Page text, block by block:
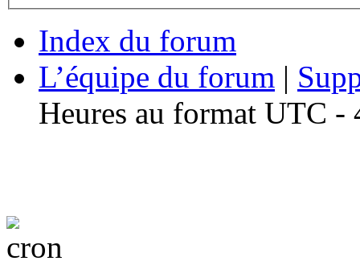
Index du forum
L’équipe du forum |
Heures au format UTC -